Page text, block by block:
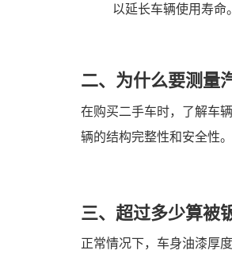
以延长车辆使用寿命。
二、为什么要测量
在购买二手车时，了解车
辆的结构完整性和安全性
三、超过多少算被
正常情况下，车身油漆厚